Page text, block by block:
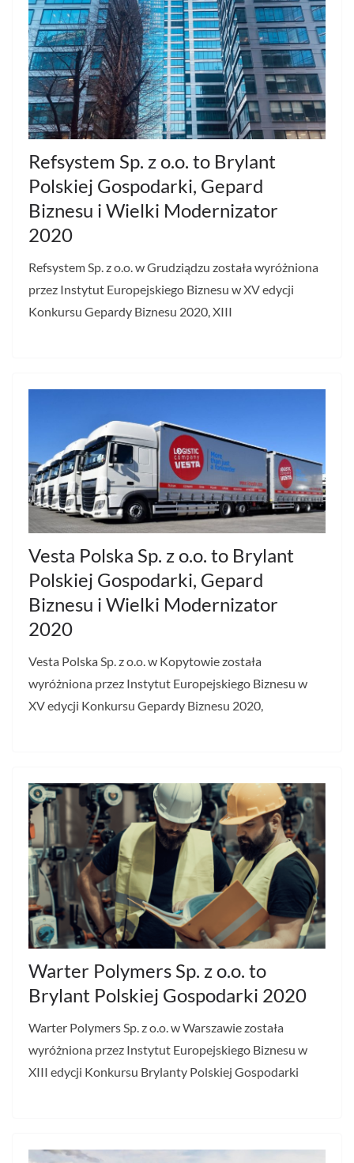
Refsystem Sp. z o.o. to Brylant
Polskiej Gospodarki, Gepard
Biznesu i Wielki Modernizator
2020
Refsystem Sp. z o.o. w Grudziądzu została wyróżniona
przez Instytut Europejskiego Biznesu w XV edycji
Konkursu Gepardy Biznesu 2020, XIII
Vesta Polska Sp. z o.o. to Brylant
Polskiej Gospodarki, Gepard
Biznesu i Wielki Modernizator
2020
Vesta Polska Sp. z o.o. w Kopytowie została
wyróżniona przez Instytut Europejskiego Biznesu w
XV edycji Konkursu Gepardy Biznesu 2020,
Warter Polymers Sp. z o.o. to
Brylant Polskiej Gospodarki 2020
Warter Polymers Sp. z o.o. w Warszawie została
wyróżniona przez Instytut Europejskiego Biznesu w
XIII edycji Konkursu Brylanty Polskiej Gospodarki